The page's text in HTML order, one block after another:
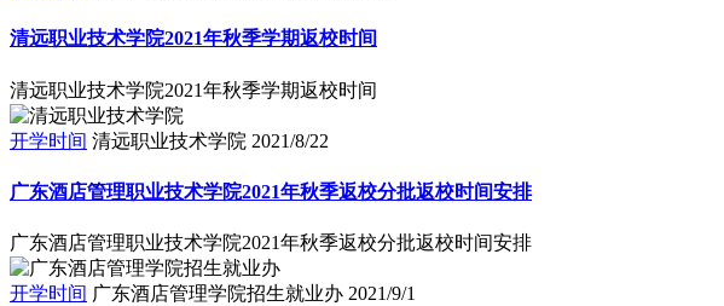
清远职业技术学院2021年秋季学期返校时间
清远职业技术学院2021年秋季学期返校时间
开学时间 清远职业技术学院 2021/8/22
广东酒店管理职业技术学院2021年秋季返校分批返校时间安排
广东酒店管理职业技术学院2021年秋季返校分批返校时间安排
开学时间 广东酒店管理学院招生就业办 2021/9/1